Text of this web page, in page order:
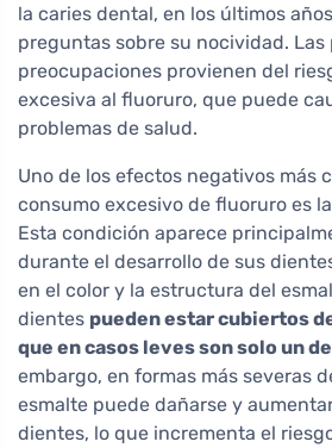
la caries dental, en los últimos
preguntas sobre su nocividad.
preocupaciones provienen del
excesiva al fluoruro, que puede
problemas de salud.
Uno de los efectos negativos más
consumo excesivo de fluoruro es
Esta condición aparece
durante el desarrollo de sus
en el color y la estructura del
dientes pueden estar cubiertos
que en casos leves son solo un
embargo, en formas más severas
esmalte puede dañarse y
dientes, lo que incrementa el